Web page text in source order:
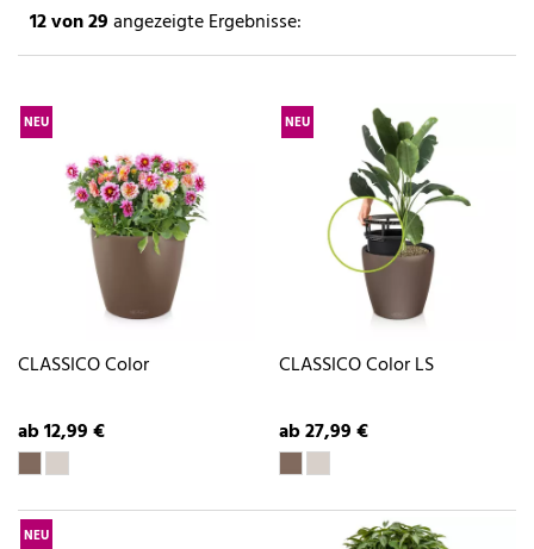
12von 29angezeigte Ergebnisse:
NEU
CLASSICO Color
ab 12,99 €
NEU
CLASSICO Color LS
ab 27,99 €
NEU